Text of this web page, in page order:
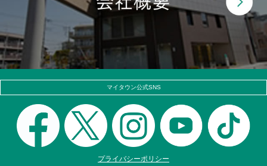
マイタウン公式SNS
プライバシーポリシー